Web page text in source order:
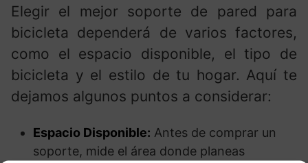
Elegir el mejor soporte de pared para
bicicleta dependerá de varios factores,
como el espacio disponible, el tipo de
bicicleta y el estilo de tu hogar. Aquí te
dejamos algunos puntos a considerar:
Espacio Disponible: Antes de comprar un
soporte, mide el área donde planeas